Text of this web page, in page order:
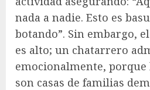
nada a nadie. Esto es
botando”. Sin embargo,
es alto; un chatarrero
emocionalmente,
son casas de familias